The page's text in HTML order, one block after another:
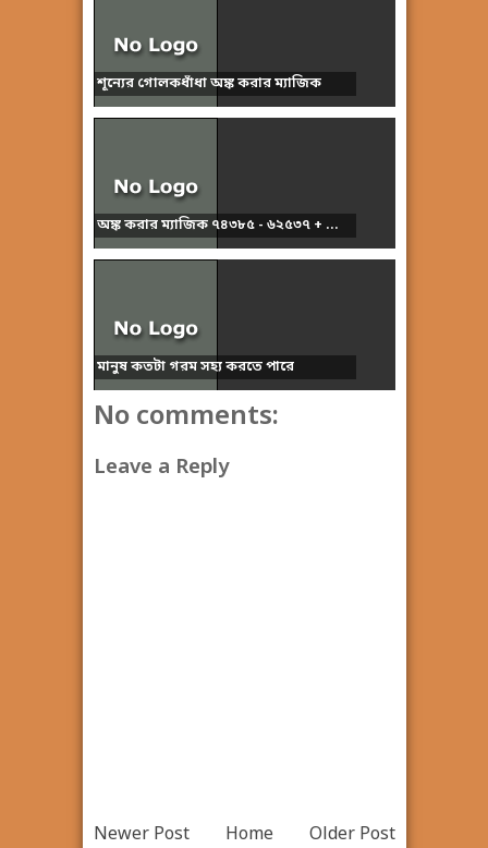
শূন্যের গোলকধাঁধা অঙ্ক করার ম্যাজিক
অঙ্ক করার ম্যাজিক ৭৪৩৮৫ - ৬২৫৩৭ + ...
মানুষ কতটা গরম সহ্য করতে পারে
No comments:
Leave a Reply
Newer Post Older Post
Home